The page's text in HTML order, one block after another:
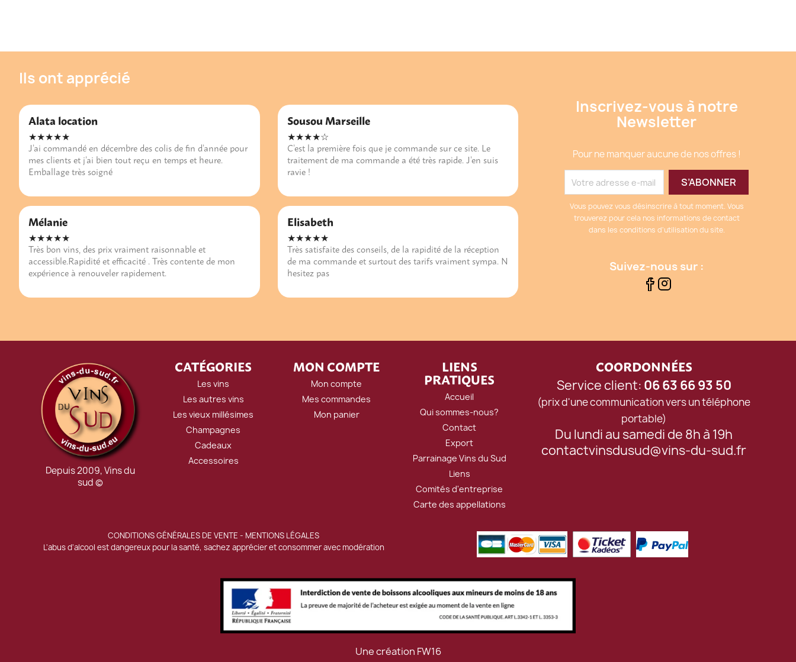
Ils ont apprécié
Alata location
★★★★★
J’ai commandé en décembre des colis de fin d’année pour
mes clients et j’ai bien tout reçu en temps et heure.
Emballage très soigné
Mélanie
★★★★★
Très bon vins, des prix vraiment raisonnable et
accessible.Rapidité et efficacité . Très contente de mon
expérience à renouveler rapidement.
Sousou Marseille
★★★★☆
C’est la première fois que je commande sur ce site. Le
traitement de ma commande a été très rapide. J’en suis
ravie !
Elisabeth
★★★★★
Très satisfaite des conseils, de la rapidité de la réception
de ma commande et surtout des tarifs vraiment sympa. N
hesitez pas
Inscrivez-vous à notre
Newsletter
Pour ne manquer aucune de nos offres !
Vous pouvez vous désinscrire à tout moment. Vous
trouverez pour cela nos informations de contact
dans les conditions d'utilisation du site.
Suivez-nous sur :
Depuis 2009, Vins du
sud ©
CATÉGORIES
Les vins
Les autres vins
Les vieux millésimes
Champagnes
Cadeaux
Accessoires
MON COMPTE
Mon compte
Mes commandes
Mon panier
LIENS
PRATIQUES
Accueil
Qui sommes-nous?
Contact
Export
Parrainage Vins du Sud
Liens
Comités d'entreprise
Carte des appellations
COORDONNÉES
Service client: 06 63 66 93 50
(prix d'une communication vers un téléphone
portable)
Du lundi au samedi de 8h à 19h
contactvinsdusud@vins-du-sud.fr
CONDITIONS GÉNÉRALES DE VENTE - MENTIONS LÉGALES
L'abus d'alcool est dangereux pour la santé, sachez apprécier et consommer avec modération
Une création FW16